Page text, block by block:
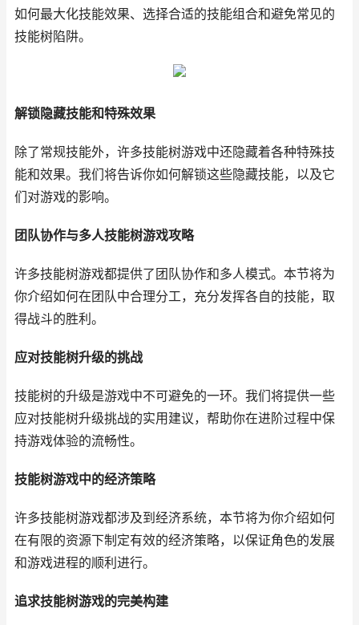
如何最大化技能效果、选择合适的技能组合和避免常见的
技能树陷阱。
解锁隐藏技能和特殊效果
除了常规技能外，许多技能树游戏中还隐藏着各种特殊技
能和效果。我们将告诉你如何解锁这些隐藏技能，以及它
们对游戏的影响。
团队协作与多人技能树游戏攻略
许多技能树游戏都提供了团队协作和多人模式。本节将为
你介绍如何在团队中合理分工，充分发挥各自的技能，取
得战斗的胜利。
应对技能树升级的挑战
技能树的升级是游戏中不可避免的一环。我们将提供一些
应对技能树升级挑战的实用建议，帮助你在进阶过程中保
持游戏体验的流畅性。
技能树游戏中的经济策略
许多技能树游戏都涉及到经济系统，本节将为你介绍如何
在有限的资源下制定有效的经济策略，以保证角色的发展
和游戏进程的顺利进行。
追求技能树游戏的完美构建